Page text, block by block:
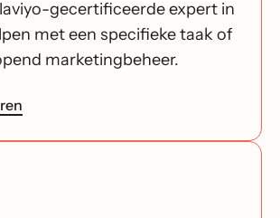
gecertificeerde expert in
met een specifieke taak of
marketingbeheer.